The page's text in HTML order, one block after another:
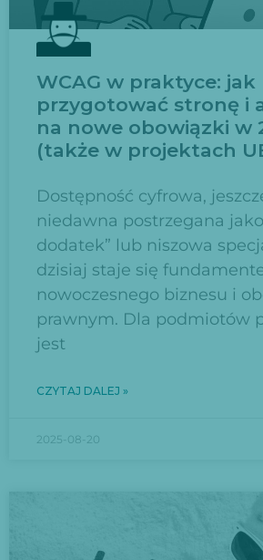
WCAG w praktyce: jak
przygotować stronę i
na nowe obowiązki w
(także w projektach
Dostępność cyfrowa,
niedawna postrzegana jako
dodatek” lub niszowa
dzisiaj staje się
nowoczesnego biznesu i
prawnym. Dla podmiotów
jest
CZYTAJ DALEJ »
2025-08-20